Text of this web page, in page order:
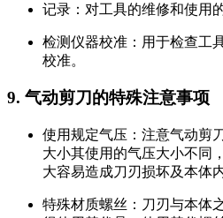
记录：对工具的维修和使用
检测仪器校准：用于检查工
校准。
9. 气动剪刀的特殊注意事项
使用规定气压：注意气动剪
大小其使用的气压大小不同
大容易造成刀刃损坏及本体
特殊材质螺丝：刀刃与本体